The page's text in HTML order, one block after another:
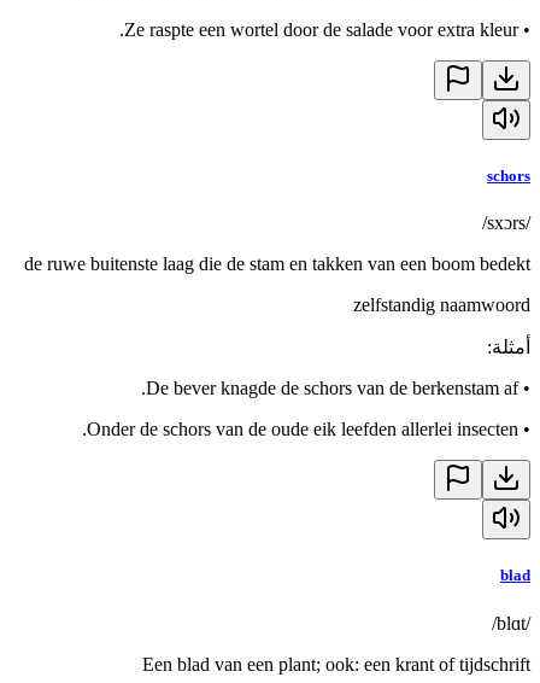
•
Ze raspte een wortel door de salade voor extra kleur.
schors
/sxɔrs/
de ruwe buitenste laag die de stam en takken van een boom bedekt
zelfstandig naamwoord
أمثلة:
•
De bever knagde de schors van de berkenstam af.
•
Onder de schors van de oude eik leefden allerlei insecten.
blad
/blɑt/
Een blad van een plant; ook: een krant of tijdschrift